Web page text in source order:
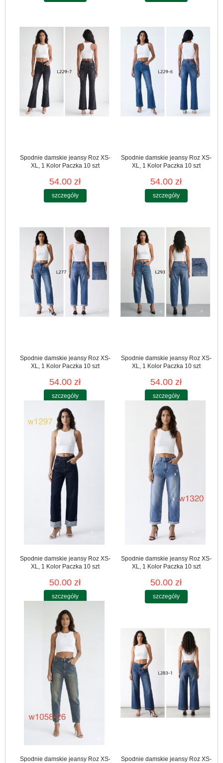
Spodnie damskie jeansy Roz XS-
XL, 1 Kolor Paczka 10 szt
54.00 zł
szczegóły
Spodnie damskie jeansy Roz XS-
XL, 1 Kolor Paczka 10 szt
54.00 zł
szczegóły
Spodnie damskie jeansy Roz XS-
XL, 1 Kolor Paczka 10 szt
54.00 zł
szczegóły
Spodnie damskie jeansy Roz XS-
XL, 1 Kolor Paczka 10 szt
54.00 zł
szczegóły
Spodnie damskie jeansy Roz XS-
XL, 1 Kolor Paczka 10 szt
50.00 zł
szczegóły
Spodnie damskie jeansy Roz XS-
XL, 1 Kolor Paczka 10 szt
50.00 zł
szczegóły
Spodnie damskie jeansy Roz XS- Spodnie damskie jeansy Roz XS-